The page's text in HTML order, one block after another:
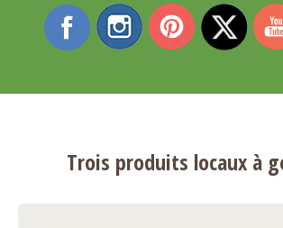
Trois produits locaux à